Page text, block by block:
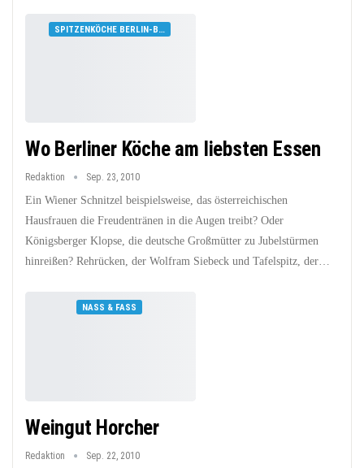
SPITZENKÖCHE BERLIN-BRANDENBURG
Wo Berliner Köche am liebsten Essen
Redaktion Sep. 23, 2010
Ein Wiener Schnitzel beispielsweise, das österreichischen
Hausfrauen die Freudentränen in die Augen treibt? Oder
Königsberger Klopse, die deutsche Großmütter zu Jubelstürmen
hinreißen? Rehrücken, der Wolfram Siebeck und Tafelspitz, der…
NASS & FASS
Weingut Horcher
Redaktion Sep. 22, 2010